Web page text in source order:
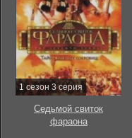
1 сезон 3 серия
Седьмой свиток
фараона